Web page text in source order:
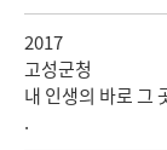
2017
고성군청
내 인생의 바로 그
.